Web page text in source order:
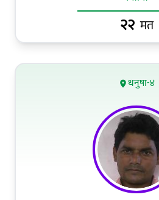
२२ मत
धनुषा-४